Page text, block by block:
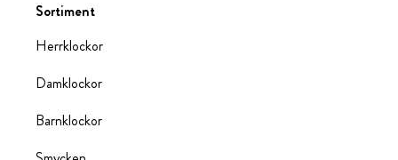
Sortiment
Herrklockor
Damklockor
Barnklockor